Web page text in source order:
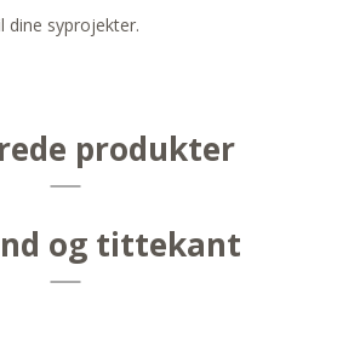
dine syprojekter.
produkter
og tittekant